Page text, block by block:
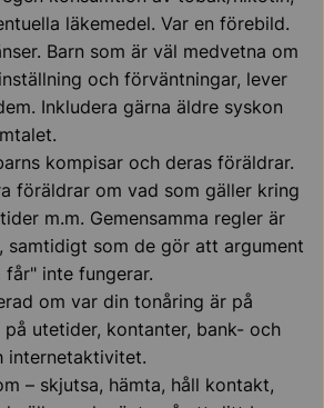
läkemedel. Var en förebild.
Barn som är väl medvetna om
och förväntningar, lever
Inkludera gärna äldre syskon
kompisar och deras föräldrar.
föräldrar om vad som gäller kring
m.m. Gemensamma regler är
samtidigt som de gör att argument
får" inte fungerar.
om var din tonåring är på
utetider, kontanter, bank- och
internetaktivitet.
– skjutsa, hämta, håll kontakt,